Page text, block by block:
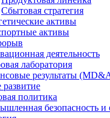
Сбытовая стратегия
активы
активы
деятельность
лаборатория
результаты
развитие
политика
безопасность и